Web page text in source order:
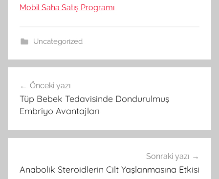
Mobil Saha Satış Programı
Uncategorized
gezinmesi
Önceki yazı
Tüp Bebek Tedavisinde Dondurulmuş
Embriyo Avantajları
Sonraki yazı
Anabolik Steroidlerin Cilt Yaşlanmasına Etkisi